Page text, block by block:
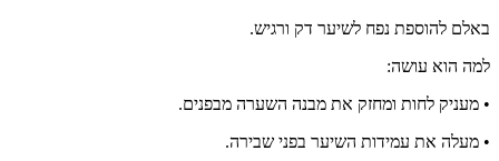
באלם להוספת נפח לשיער דק ורגיש.
למה הוא עושה:
• מעניק לחות ומחזק את מבנה השערה מבפנים.
• מעלה את עמידות השיער בפני שבירה.